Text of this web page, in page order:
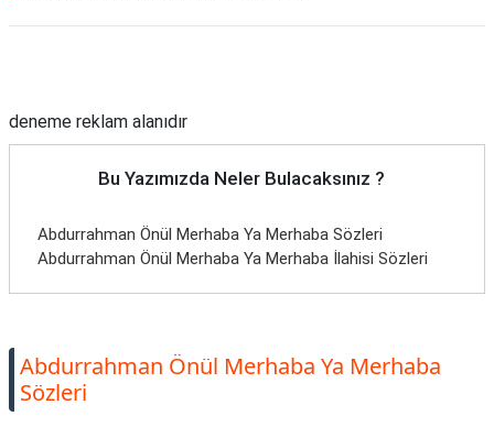
deneme reklam alanıdır
Bu Yazımızda Neler Bulacaksınız ?
Abdurrahman Önül Merhaba Ya Merhaba Sözleri
Abdurrahman Önül Merhaba Ya Merhaba İlahisi Sözleri
Abdurrahman Önül Merhaba Ya Merhaba
Sözleri